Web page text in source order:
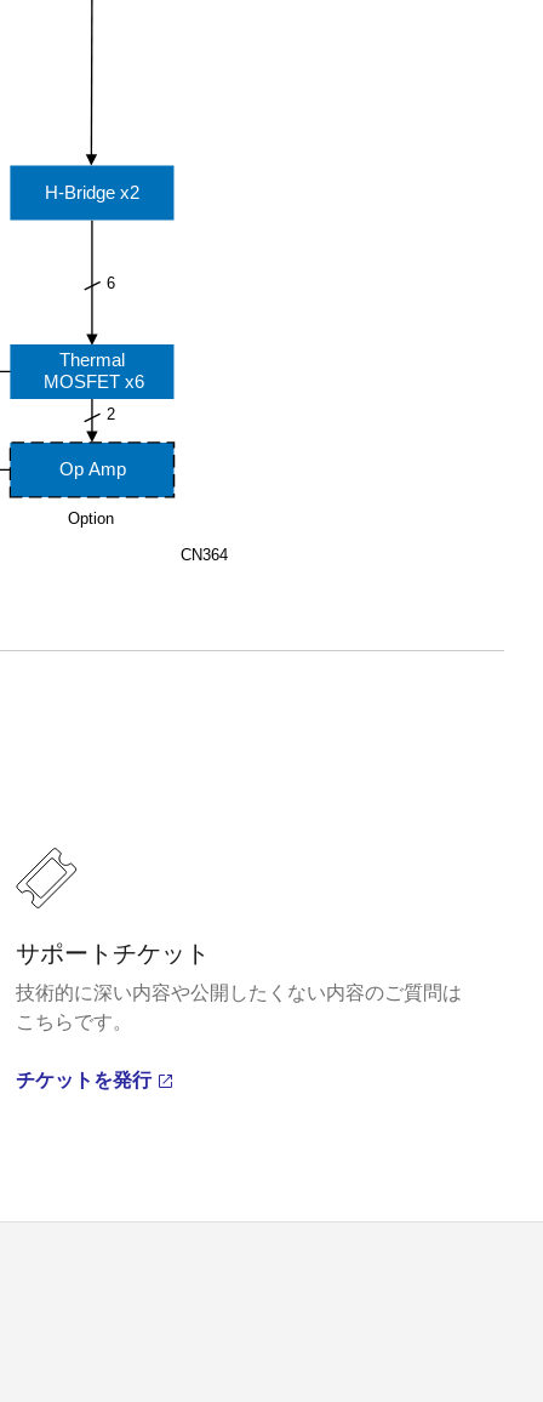
CN364
H-Bridge x2
2
6
Option
Thermal
MOSFET x6
Op Amp
サポートチケット
技術的に深い内容や公開したくない内容のご質問は
こちらです。
チケットを発行